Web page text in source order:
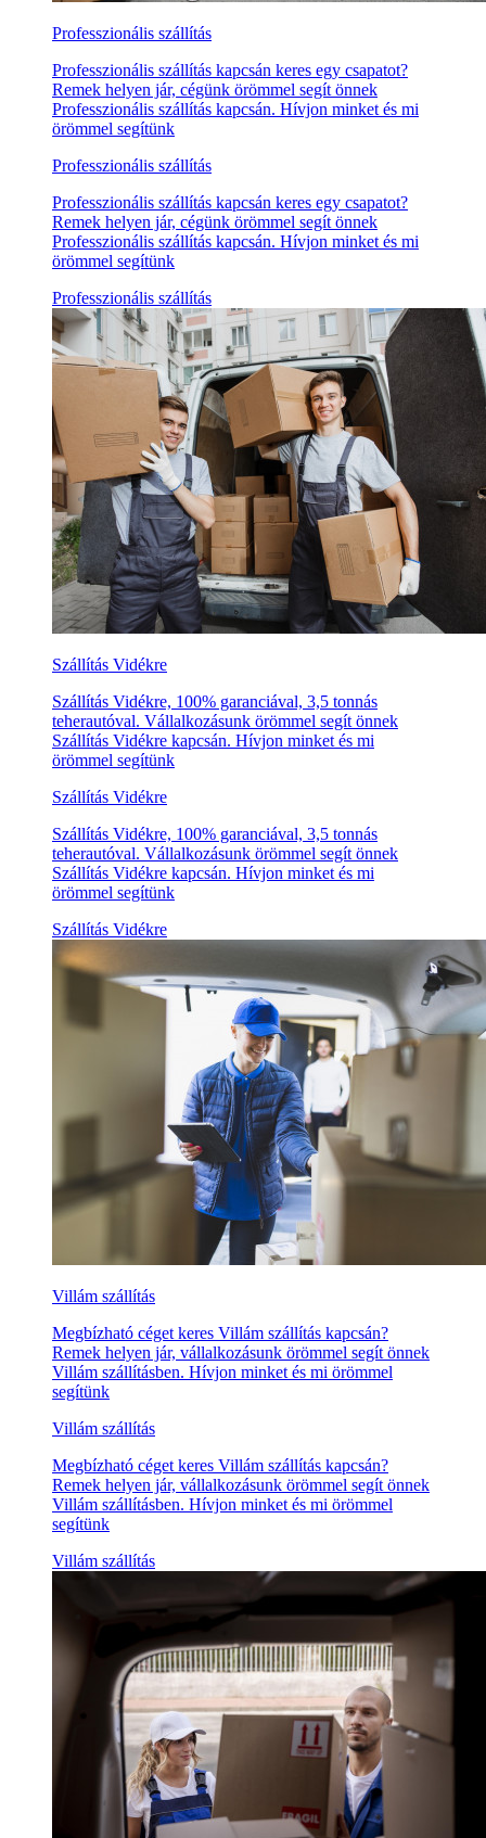
Professzionális szállítás
Professzionális szállítás kapcsán keres egy csapatot?
Remek helyen jár, cégünk örömmel segít önnek
Professzionális szállítás kapcsán. Hívjon minket és mi
örömmel segítünk
Professzionális szállítás
Professzionális szállítás kapcsán keres egy csapatot?
Remek helyen jár, cégünk örömmel segít önnek
Professzionális szállítás kapcsán. Hívjon minket és mi
örömmel segítünk
Professzionális szállítás
Szállítás Vidékre
Szállítás Vidékre, 100% garanciával, 3,5 tonnás
teherautóval. Vállalkozásunk örömmel segít önnek
Szállítás Vidékre kapcsán. Hívjon minket és mi
örömmel segítünk
Szállítás Vidékre
Szállítás Vidékre, 100% garanciával, 3,5 tonnás
teherautóval. Vállalkozásunk örömmel segít önnek
Szállítás Vidékre kapcsán. Hívjon minket és mi
örömmel segítünk
Szállítás Vidékre
Villám szállítás
Megbízható céget keres Villám szállítás kapcsán?
Remek helyen jár, vállalkozásunk örömmel segít önnek
Villám szállításben. Hívjon minket és mi örömmel
segítünk
Villám szállítás
Megbízható céget keres Villám szállítás kapcsán?
Remek helyen jár, vállalkozásunk örömmel segít önnek
Villám szállításben. Hívjon minket és mi örömmel
segítünk
Villám szállítás